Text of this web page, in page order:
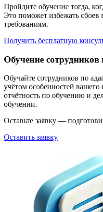
Пройдите обучение тогда,
Это поможет избежать сбоев
требованиям.
Получить бесплатную
Обучение
Обучайте сотрудников по
учётом особенностей вашего
отчётность по обучению и
обучении.
Оставьте заявку —
Оставить заявку